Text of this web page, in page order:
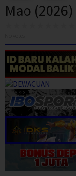
Mao (2026)